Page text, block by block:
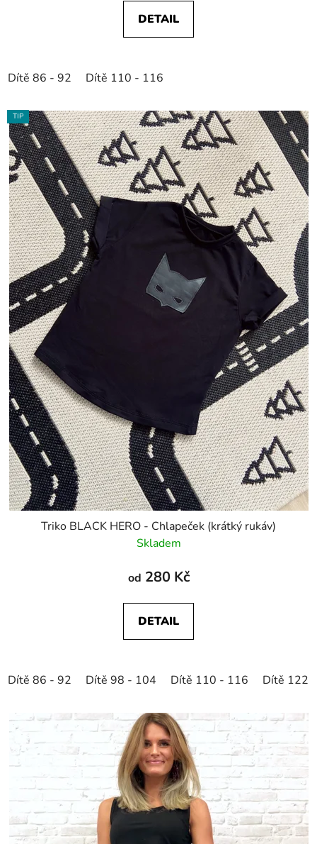
DETAIL
Dítě 86 - 92 Dítě 110 - 116
TIP
Triko BLACK HERO - Chlapeček (krátký rukáv)
Skladem
od 280 Kč
DETAIL
Dítě 86 - 92 Dítě 98 - 104 Dítě 110 - 116 Dítě 122